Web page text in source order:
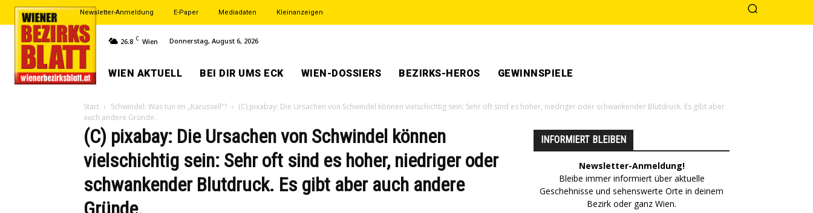
Newsletter-Anmeldung E-Paper Mediadaten Kleinanzeigen
26.8 C Wien Donnerstag, August 6, 2026
WIEN AKTUELL BEI DIR UMS ECK WIEN-DOSSIERS BEZIRKS-HEROS GEWINNSPIELE
Start Schwindel: Was tun im „Karussell“?
(C) pixabay: Die Ursachen von Schwindel können vielschichtig sein: Sehr oft sind es hoher, niedriger oder schwankender Blutdruck. Es gibt aber
auch andere Gründe.
(C) pixabay: Die Ursachen von Schwindel können
vielschichtig sein: Sehr oft sind es hoher, niedriger oder
schwankender Blutdruck. Es gibt aber auch andere
INFORMIERT BLEIBEN
Newsletter-Anmeldung!
Bleibe immer informiert über aktuelle
Geschehnisse und sehenswerte Orte in deinem
Bezirk oder ganz Wien.